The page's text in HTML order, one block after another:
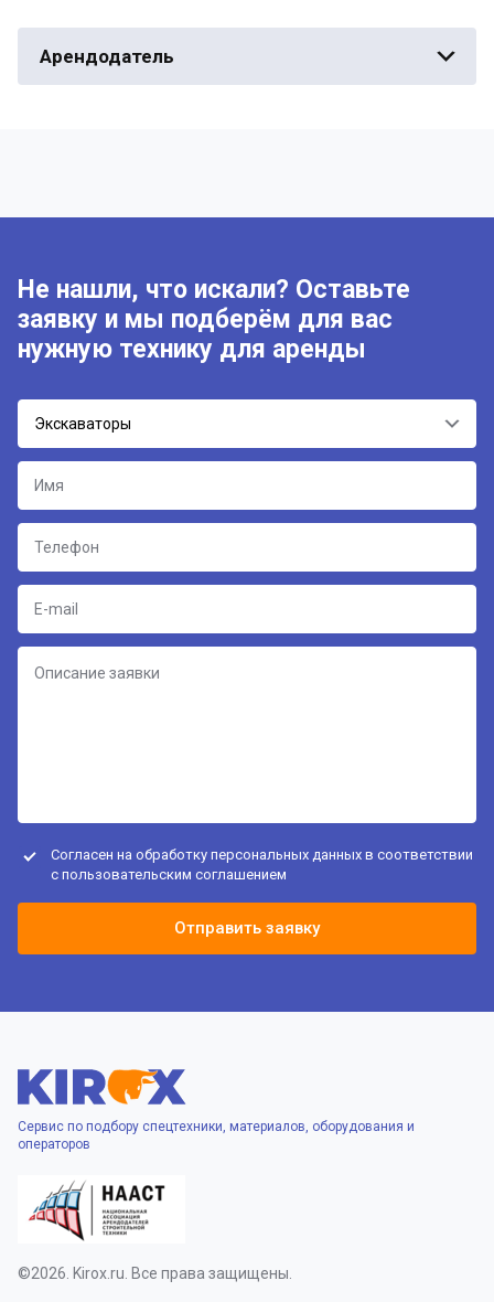
Арендодатель
Не нашли, что искали? Оставьте
заявку и мы подберём для вас
нужную технику для аренды
Экскаваторы
Согласен на обработку персональных данных в соответствии
с пользовательским соглашением
Отправить заявку
Сервис по подбору спецтехники, материалов, оборудования и
операторов
©2026. Kirox.ru. Все права защищены.